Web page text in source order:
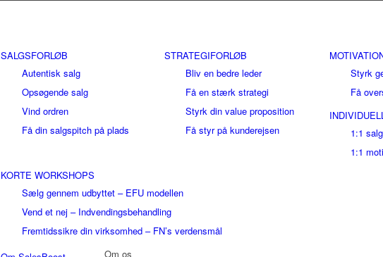
SALGSFORLØB
Autentisk salg
Opsøgende salg
Vind ordren
Få din salgspitch på plads
STRATEGIFORLØB
Bliv en bedre leder
Få en stærk strategi
Styrk din value proposition
Få styr på kunderejsen
Styrk
Få
1:1
1:1
KORTE WORKSHOPS
Sælg gennem udbyttet – EFU modellen
Vend et nej – Indvendingsbehandling
Fremtidssikre din virksomhed – FN’s verdensmål
Om os